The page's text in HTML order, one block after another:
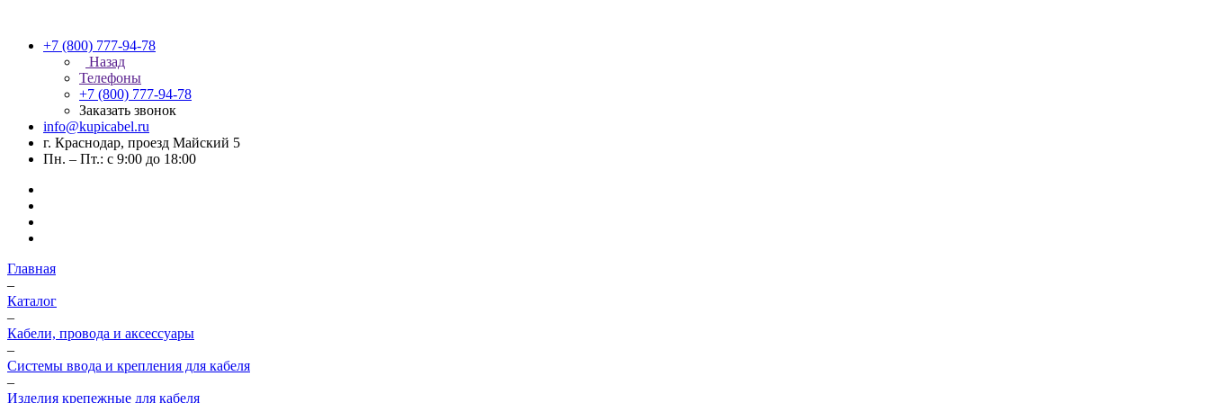
+7 (800) 777-94-78
Назад
Телефоны
+7 (800) 777-94-78
Заказать звонок
info@kupicabel.ru
г. Краснодар, проезд Майский 5
Пн. – Пт.: с 9:00 до 18:00
Главная
–
Каталог
–
Кабели, провода и аксессуары
–
Системы ввода и крепления для кабеля
–
Изделия крепежные для кабеля